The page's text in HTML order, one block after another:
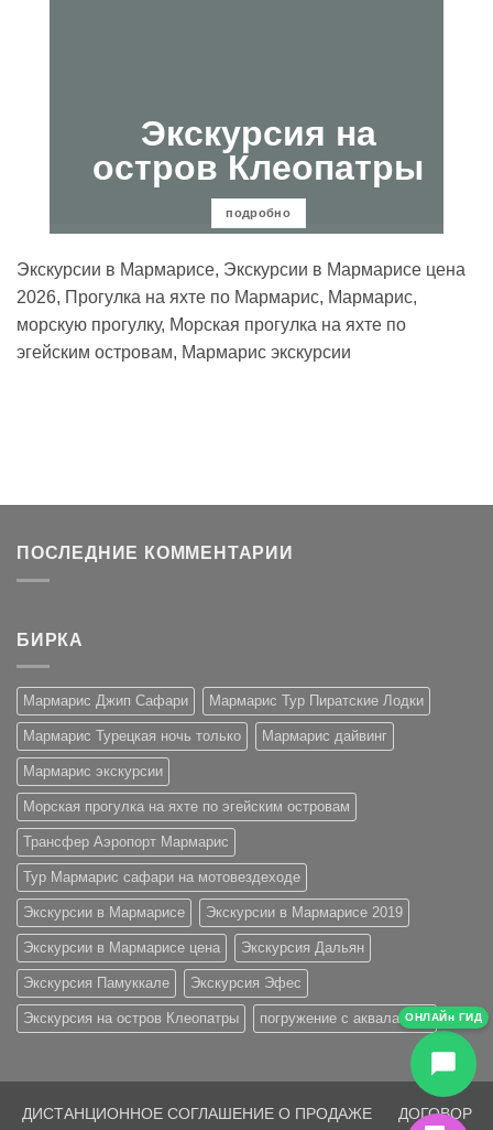
Экскурсия на
остров Клеопатры
подробно
Экскурсии в Мармарисе, Экскурсии в Мармарисе цена
2026, Прогулка на яхте по Мармарис, Мармарис,
морскую прогулку, Морская прогулка на яхте по
эгейским островам, Мармарис экскурсии
ПОСЛЕДНИЕ КОММЕНТАРИИ
БИРКА
Мармарис Джип Сафари Мармарис Тур Пиратские Лодки
Мармарис Турецкая ночь только Мармарис дайвинг
Мармарис экскурсии
Морская прогулка на яхте по эгейским островам
Трансфер Аэропорт Мармарис
Тур Мармарис сафари на мотовездеходе
Экскурсии в Мармарисе Экскурсии в Мармарисе 2019
Экскурсии в Мармарисе цена Экскурсия Дальян
Экскурсия Памуккале Экскурсия Эфес
Экскурсия на остров Клеопатры погружение с аквалангом
ДИСТАНЦИОННОЕ СОГЛАШЕНИЕ О ПРОДАЖЕ
ДОГОВОР
ОНЛАЙн ГИД